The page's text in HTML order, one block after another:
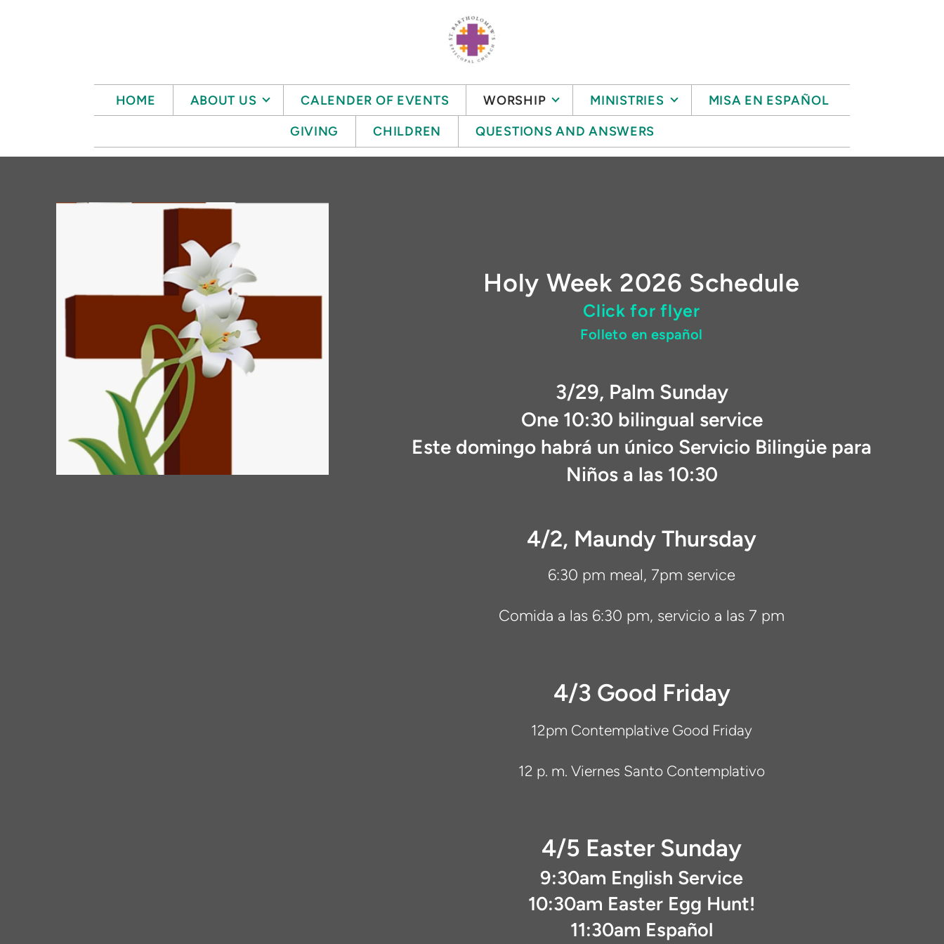
HOME ABOUT US CALENDER OF EVENTS WORSHIP MINISTRIES
MISA EN ESPAÑOL
GIVING
CHILDREN QUESTIONS AND ANSWERS
Holy Week 2026 Schedule
Click for flyer
Folleto en español
3/29, Palm Sunday
One 10:30 bilingual service
Este domingo habrá un único Servicio Bilingüe para
Niños a las 10:30
4/2, Maundy Thursday
6:30 pm meal, 7pm service
Comida a las 6:30 pm, servicio a las 7 pm
4/3 Good Friday
12pm Contemplative Good Friday
12 p. m. Viernes Santo Contemplativo
4/5 Easter Sunday
9:30am English Service
10:30am Easter Egg Hunt!
11:30am Español